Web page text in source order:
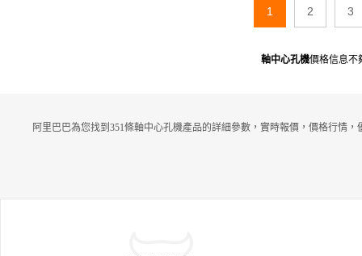
1 2 3
軸中心孔機價格信息不
阿里巴巴為您找到351條軸中心孔機產品的詳細參數，實時報價，價格行情，